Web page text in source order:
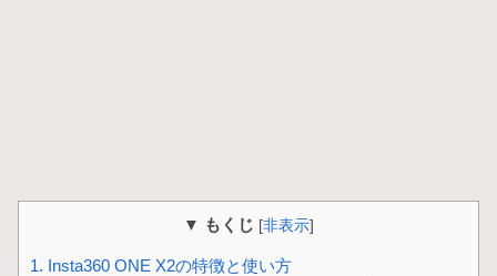
▼ もくじ [非表示]
1. Insta360 ONE X2の特徴と使い方